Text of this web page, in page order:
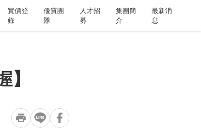
實價登
錄
優質團
隊
人才招
募
集團簡
介
最新消
息